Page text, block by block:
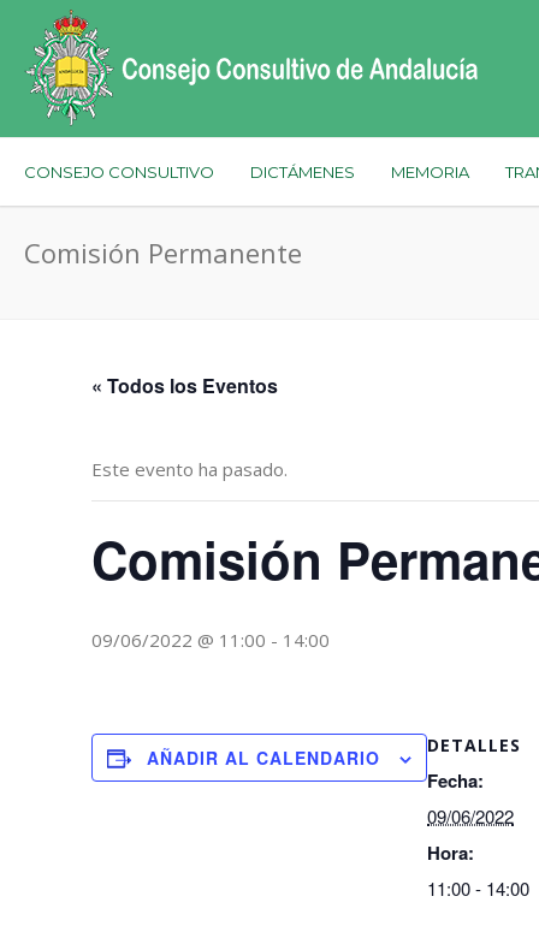
CONSEJO CONSULTIVO DICTÁMENES MEMORIA
Comisión Permanente
« Todos los Eventos
Este evento ha pasado.
Comisión
09/06/2022 @ 11:00 - 14:00
AÑADIR AL CALENDARIO
DETALLES
Fecha:
09/06/2022
Hora:
11:00 - 14:00